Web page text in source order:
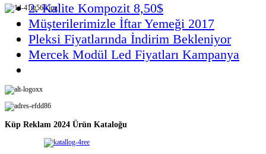
2. Kalite Kompozit 8,50$
Müşterilerimizle İftar Yemeği 2017
Pleksi Fiyatlarında İndirim Bekleniyor
Mercek Modül Led Fiyatları Kampanya
Küp Reklam 2024 Ürün Kataloğu